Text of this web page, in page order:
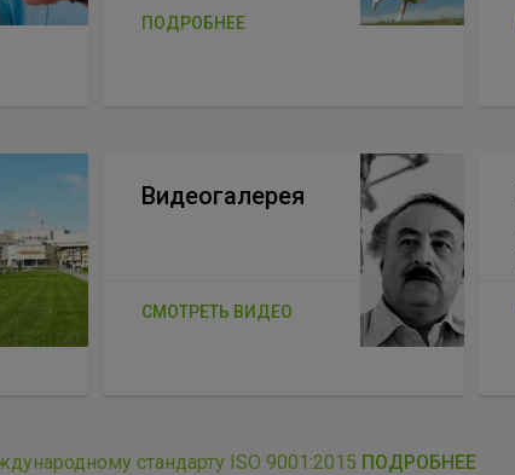
ПОДРОБНЕЕ
Видеогалерея
СМОТРЕТЬ ВИДЕО
стандарту ISO 9001:2015 ПОДРОБНЕЕ